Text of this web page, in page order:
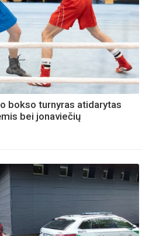
bokso turnyras atidarytas
bei jonaviečių